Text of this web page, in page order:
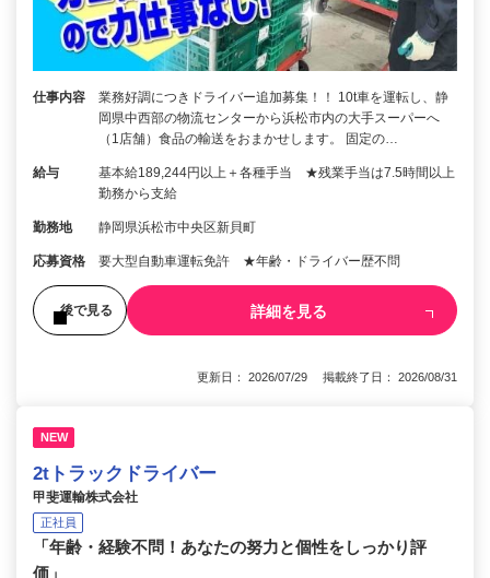
仕事内容
業務好調につきドライバー追加募集！！ 10t車を運転し、静
岡県中西部の物流センターから浜松市内の大手スーパーへ
（1店舗）食品の輸送をおまかせします。 固定の…
給与
基本給189,244円以上＋各種手当 ★残業手当は7.5時間以上
勤務から支給
勤務地 静岡県浜松市中央区新貝町
応募資格 要大型自動車運転免許 ★年齢・ドライバー歴不問
後で見る 詳細を見る
更新日： 2026/07/29 掲載終了日： 2026/08/31
NEW
2tトラックドライバー
甲斐運輸株式会社
正社員
「年齢・経験不問！あなたの努力と個性をしっかり評
価」